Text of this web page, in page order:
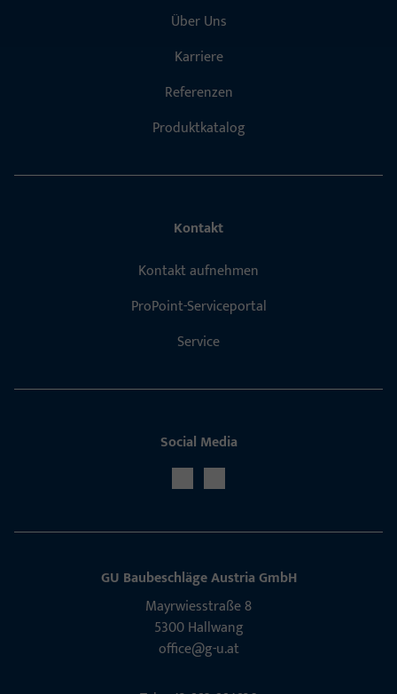
Über Uns
Karriere
Referenzen
Produktkatalog
Kontakt
Kontakt aufnehmen
ProPoint-Serviceportal
Service
Social Media
GU Baubeschläge Aus­tria GmbH
Mayrwies­straße 8
5300 Hall­wang
office@g-u.at